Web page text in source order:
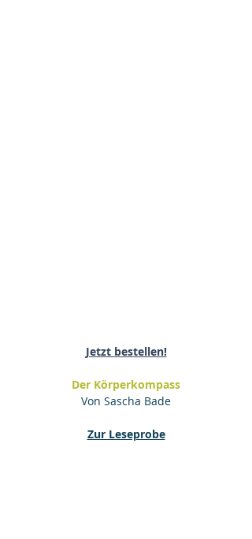
Jetzt bestellen!
Der Körperkompass
Von Sascha Bade
Zur Leseprobe